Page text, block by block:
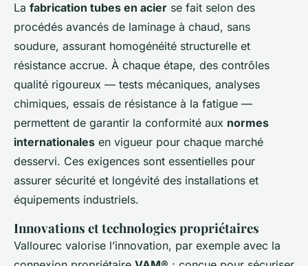
La fabrication tubes en acier se fait selon des
procédés avancés de laminage à chaud, sans
soudure, assurant homogénéité structurelle et
résistance accrue. À chaque étape, des contrôles
qualité rigoureux — tests mécaniques, analyses
chimiques, essais de résistance à la fatigue —
permettent de garantir la conformité aux normes
internationales en vigueur pour chaque marché
desservi. Ces exigences sont essentielles pour
assurer sécurité et longévité des installations et
équipements industriels.
Innovations et technologies propriétaires
Vallourec valorise l’innovation, par exemple avec la